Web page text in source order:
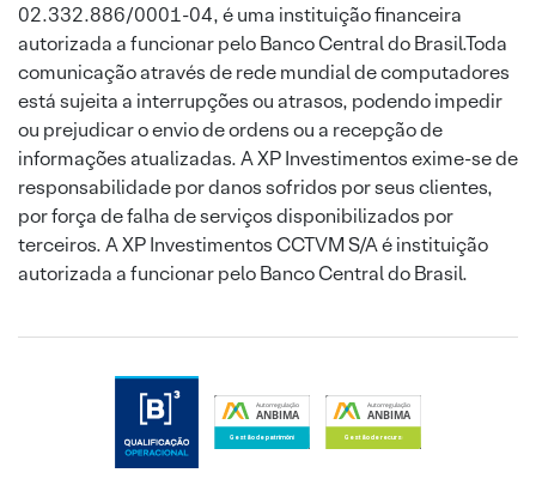
02.332.886/0001-04, é uma instituição financeira
autorizada a funcionar pelo Banco Central do Brasil.Toda
comunicação através de rede mundial de computadores
está sujeita a interrupções ou atrasos, podendo impedir
ou prejudicar o envio de ordens ou a recepção de
informações atualizadas. A XP Investimentos exime-se de
responsabilidade por danos sofridos por seus clientes,
por força de falha de serviços disponibilizados por
terceiros. A XP Investimentos CCTVM S/A é instituição
autorizada a funcionar pelo Banco Central do Brasil.